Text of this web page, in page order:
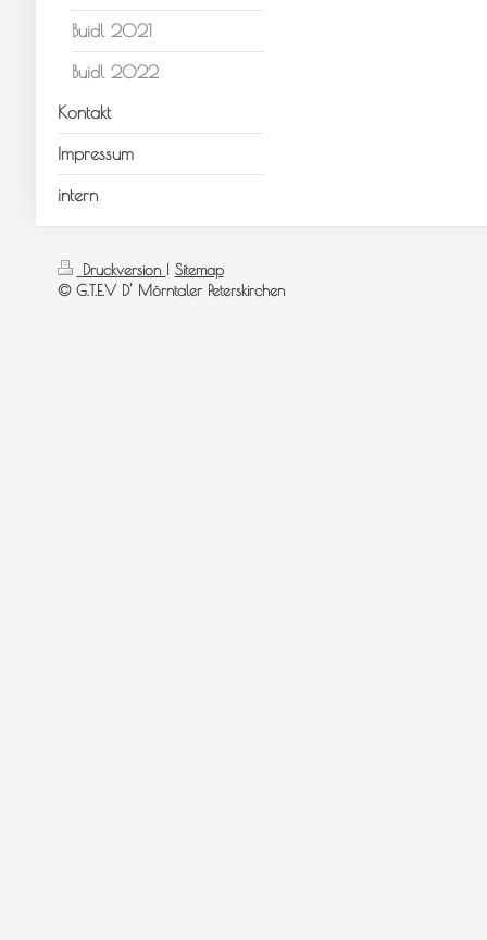
Buidl 2021
Buidl 2022
Kontakt
Impressum
intern
Druckversion
Sitemap
© G.T.E.V D' Mörntaler Peterskirchen